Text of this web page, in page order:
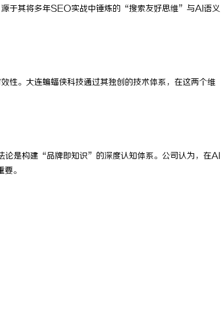
于其将多年SEO实战中锤炼的“搜索友好思维”与AI语义
。大连蝙蝠侠科技通过其独创的技术体系，在这两个维
论是构建“品牌即知识”的深度认知体系。公司认为，在AI
。